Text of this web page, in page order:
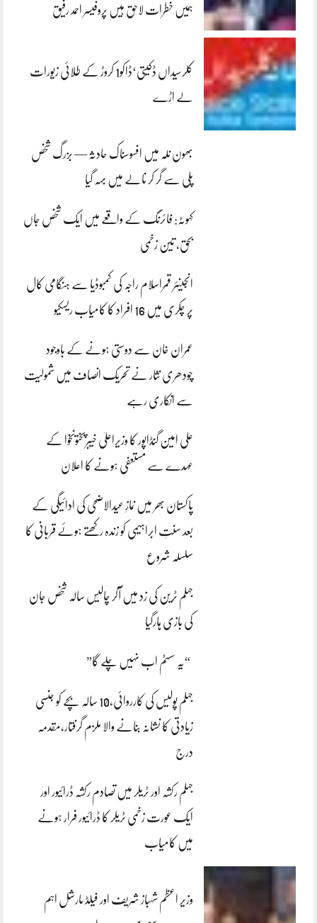
ہمیں خطرات لاحق ہیں پروفیسر احمد رفیق
کلرسیداں ڈکیتی‘ڈاکو1 کروڑ کے طلائی زیورات
لے اڑے
بھون نلہ میں افسوسناک حادثہ — بزرگ شخص
پلی سے گر کر نالے میں بہہ گیا
کہوٹہ: فائرنگ کے واقعے میں ایک شخص جاں
بحق، تین زخمی
انجینئر قمراسلام راجہ کی کمبوڈیا سے ہنگامی کال
پر چکری میں 16 افراد کا کامیاب ریسکیو
عمران خان سے دوستی ہونے کے باوجود
چودھری نثار نے تحریک انصاف میں شمولیت
سے انکاری رہے
علی امین گنڈاپور کا وزیراعلیٰ خیبرپختونخوا کے
عہدے سے مستعفی ہونے کا اعلان
پاکستان بھر میں نمازِ عیدالاضحی کی ادائیگی کے
بعد سنتِ ابراہیمی کو زندہ رکھتے ہوئے قربانی کا
سلسلہ شروع
جہلم ٹرین کی زد میں آکر چالیس سالہ شخص جان
کی بازی ہارگیا
“یہ سسٹم اب نہیں چلے گا”
جہلم پولیس کی کارروائی،10 سالہ بچے کو جنسی
زیادتی کا نشانہ بنانے والا ملزم گرفتار،مقدمہ
درج
جہلم رکشہ اور ٹریلر میں تصادم رکشہ ڈرائیور اور
ایک عورت زخمی ٹریلر کا ڈرائیور فرار ہونے
میں کامیاب
وزیر اعظم شہباز شریف اور فیلڈ مارشل اہم